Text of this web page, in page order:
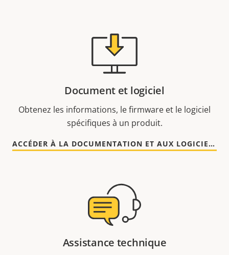
Document et logiciel
Obtenez les informations, le firmware et le logiciel
spécifiques à un produit.
ACCÉDER À LA DOCUMENTATION ET AUX LOGICIELS
Assistance technique